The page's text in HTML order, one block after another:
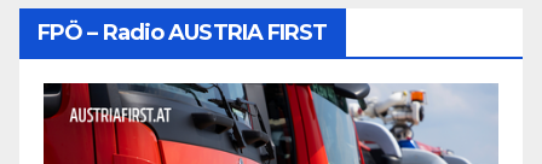
FPÖ – Radio AUSTRIA FIRST